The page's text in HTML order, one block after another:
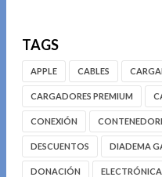
TAGS
APPLE CABLES
CARGADORES PREMIUM
CONEXIÓN
DESCUENTOS DIADEMA
DONACIÓN ELECTRÓNICA